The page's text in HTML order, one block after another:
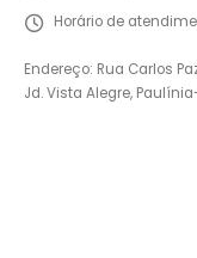
Horário de
Endereço: Rua Carlos
Jd. Vista Alegre,